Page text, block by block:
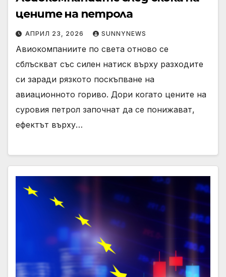
цените на петрола
АПРИЛ 23, 2026 SUNNYNEWS
Авиокомпаниите по света отново се
сблъскват със силен натиск върху разходите
си заради рязкото поскъпване на
авиационното гориво. Дори когато цените на
суровия петрол започнат да се понижават,
ефектът върху…